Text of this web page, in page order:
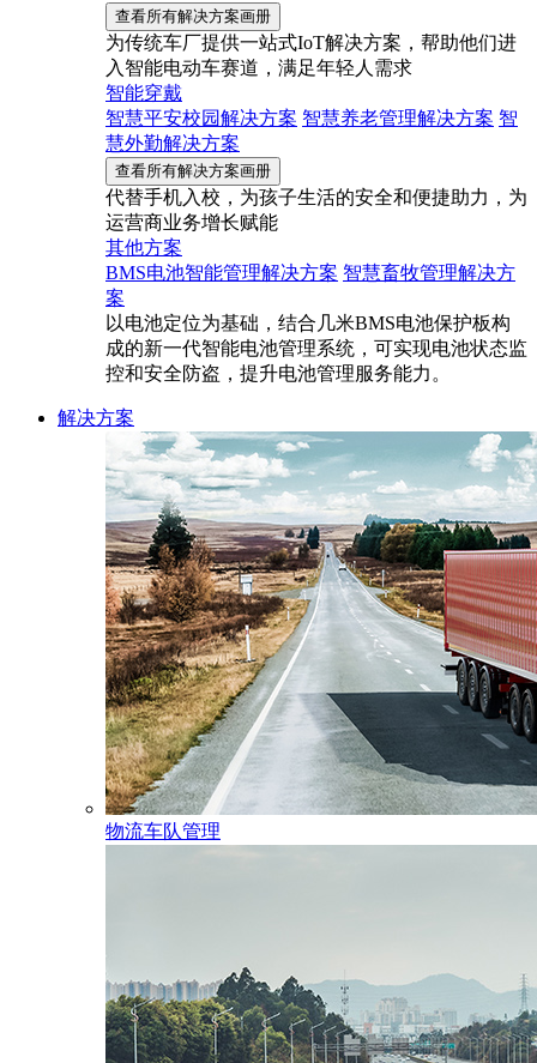
查看所有解决方案画册
为传统车厂提供一站式IoT解决方案，帮助他们进
入智能电动车赛道，满足年轻人需求
智能穿戴
智慧平安校园解决方案 智慧养老管理解决方案 智
慧外勤解决方案
查看所有解决方案画册
代替手机入校，为孩子生活的安全和便捷助力，为
运营商业务增长赋能
其他方案
BMS电池智能管理解决方案 智慧畜牧管理解决方
案
以电池定位为基础，结合几米BMS电池保护板构
成的新一代智能电池管理系统，可实现电池状态监
控和安全防盗，提升电池管理服务能力。
解决方案
物流车队管理